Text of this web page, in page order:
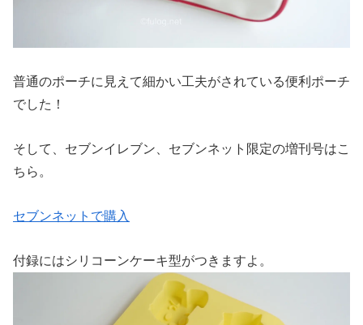
普通のポーチに見えて細かい工夫がされている便利ポーチ
でした！
そして、セブンイレブン、セブンネット限定の増刊号はこ
ちら。
セブンネットで購入
付録にはシリコーンケーキ型がつきますよ。